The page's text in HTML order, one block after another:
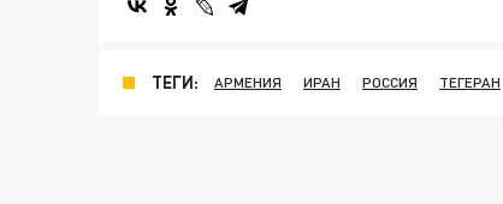
ТЕГИ: АРМЕНИЯ ИРАН РОССИЯ ТЕГЕРАН